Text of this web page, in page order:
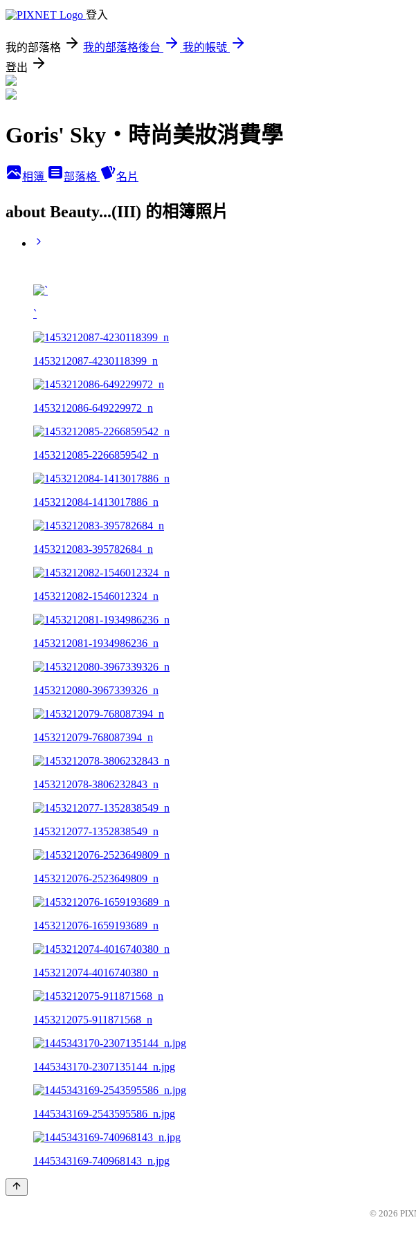
登入
我的部落格 我的部落格後台
我的帳號
登出
Goris' Sky‧時尚美妝消費學
相簿 部落格 名片
about Beauty...(III) 的相簿照片
ˋ
1453212087-4230118399_n
1453212086-649229972_n
1453212085-2266859542_n
1453212084-1413017886_n
1453212083-395782684_n
1453212082-1546012324_n
1453212081-1934986236_n
1453212080-3967339326_n
1453212079-768087394_n
1453212078-3806232843_n
1453212077-1352838549_n
1453212076-2523649809_n
1453212076-1659193689_n
1453212074-4016740380_n
1453212075-911871568_n
1445343170-2307135144_n.jpg
1445343169-2543595586_n.jpg
1445343169-740968143_n.jpg
© 2026